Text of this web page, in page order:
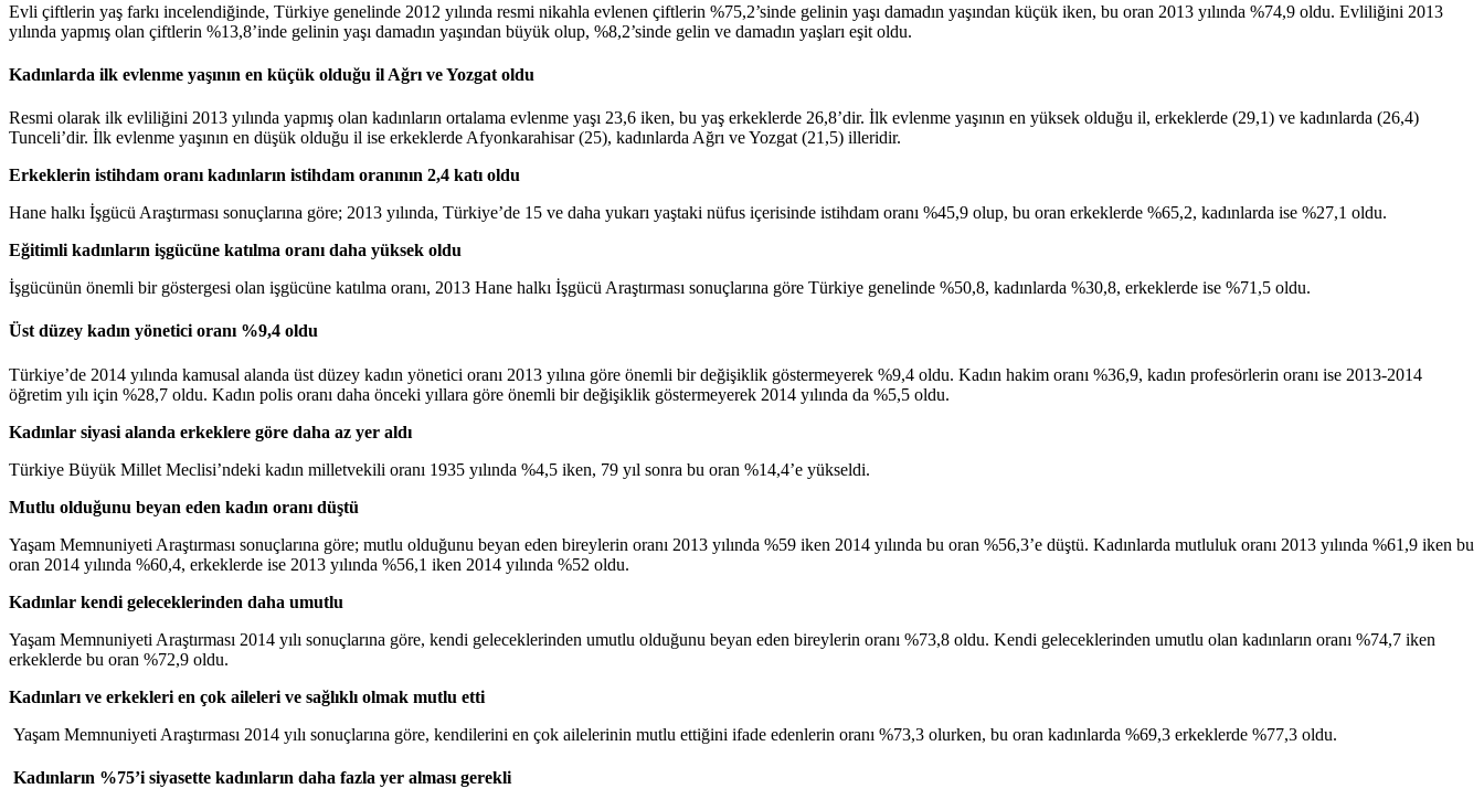
Evli çiftlerin yaş farkı incelendiğinde, Türkiye genelinde 2012 yılında resmi nikahla evlenen çiftlerin %75,2’sinde gelinin yaşı damadın yaşından küçük iken, bu oran 2013 yılında %74,9 oldu. Evliliğini 2013
yılında yapmış olan çiftlerin %13,8’inde gelinin yaşı damadın yaşından büyük olup, %8,2’sinde gelin ve damadın yaşları eşit oldu.
Kadınlarda ilk evlenme yaşının en küçük olduğu il Ağrı ve Yozgat oldu
Resmi olarak ilk evliliğini 2013 yılında yapmış olan kadınların ortalama evlenme yaşı 23,6 iken, bu yaş erkeklerde 26,8’dir. İlk evlenme yaşının en yüksek olduğu il, erkeklerde (29,1) ve kadınlarda (26,4)
Tunceli’dir. İlk evlenme yaşının en düşük olduğu il ise erkeklerde Afyonkarahisar (25), kadınlarda Ağrı ve Yozgat (21,5) illeridir.
Erkeklerin istihdam oranı kadınların istihdam oranının 2,4 katı oldu
Hane halkı İşgücü Araştırması sonuçlarına göre; 2013 yılında, Türkiye’de 15 ve daha yukarı yaştaki nüfus içerisinde istihdam oranı %45,9 olup, bu oran erkeklerde %65,2, kadınlarda ise %27,1 oldu.
Eğitimli kadınların işgücüne katılma oranı daha yüksek oldu
İşgücünün önemli bir göstergesi olan işgücüne katılma oranı, 2013 Hane halkı İşgücü Araştırması sonuçlarına göre Türkiye genelinde %50,8, kadınlarda %30,8, erkeklerde ise %71,5 oldu.
Üst düzey kadın yönetici oranı %9,4 oldu
Türkiye’de 2014 yılında kamusal alanda üst düzey kadın yönetici oranı 2013 yılına göre önemli bir değişiklik göstermeyerek %9,4 oldu. Kadın hakim oranı %36,9, kadın profesörlerin oranı ise 2013-2014
öğretim yılı için %28,7 oldu. Kadın polis oranı daha önceki yıllara göre önemli bir değişiklik göstermeyerek 2014 yılında da %5,5 oldu.
Kadınlar siyasi alanda erkeklere göre daha az yer aldı
Türkiye Büyük Millet Meclisi’ndeki kadın milletvekili oranı 1935 yılında %4,5 iken, 79 yıl sonra bu oran %14,4’e yükseldi.
Mutlu olduğunu beyan eden kadın oranı düştü
Yaşam Memnuniyeti Araştırması sonuçlarına göre; mutlu olduğunu beyan eden bireylerin oranı 2013 yılında %59 iken 2014 yılında bu oran %56,3’e düştü. Kadınlarda mutluluk oranı 2013 yılında %61,9 iken bu
oran 2014 yılında %60,4, erkeklerde ise 2013 yılında %56,1 iken 2014 yılında %52 oldu.
Kadınlar kendi geleceklerinden daha umutlu
Yaşam Memnuniyeti Araştırması 2014 yılı sonuçlarına göre, kendi geleceklerinden umutlu olduğunu beyan eden bireylerin oranı %73,8 oldu. Kendi geleceklerinden umutlu olan kadınların oranı %74,7 iken
erkeklerde bu oran %72,9 oldu.
Kadınları ve erkekleri en çok aileleri ve sağlıklı olmak mutlu etti
Yaşam Memnuniyeti Araştırması 2014 yılı sonuçlarına göre, kendilerini en çok ailelerinin mutlu ettiğini ifade edenlerin oranı %73,3 olurken, bu oran kadınlarda %69,3 erkeklerde %77,3 oldu.
Kadınların %75’i siyasette kadınların daha fazla yer alması gerekli